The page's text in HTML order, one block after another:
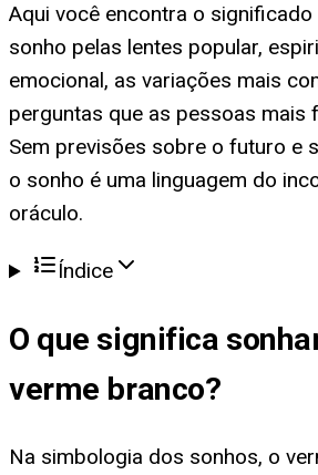
Aqui você encontra o
sonho pelas lentes popular,
emocional, as variações mais
perguntas que as pessoas mais
Sem previsões sobre o futuro e
o sonho é uma linguagem do
oráculo.
Índice
O que significa
verme branco?
Na simbologia dos sonhos, o